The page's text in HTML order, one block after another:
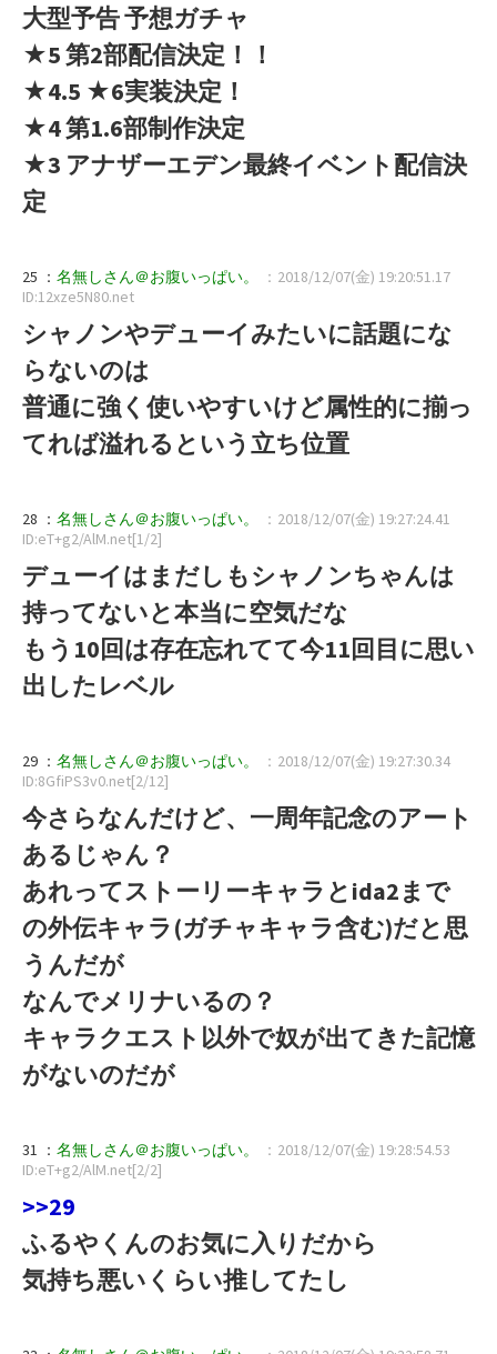
大型予告 予想ガチャ
★5 第2部配信決定！！
★4.5 ★6実装決定！
★4 第1.6部制作決定
★3 アナザーエデン最終イベント配信決
定
25 ： 名無しさん＠お腹いっぱい。
：2018/12/07(金) 19:20:51.17
ID:12xze5N80.net
シャノンやデューイみたいに話題にな
らないのは
普通に強く使いやすいけど属性的に揃っ
てれば溢れるという立ち位置
28 ： 名無しさん＠お腹いっぱい。
：2018/12/07(金) 19:27:24.41
ID:eT+g2/AlM.net[1/2]
デューイはまだしもシャノンちゃんは
持ってないと本当に空気だな
もう10回は存在忘れてて今11回目に思い
出したレベル
29 ： 名無しさん＠お腹いっぱい。
：2018/12/07(金) 19:27:30.34
ID:8GfiPS3v0.net[2/12]
今さらなんだけど、一周年記念のアート
あるじゃん？
あれってストーリーキャラとida2まで
の外伝キャラ(ガチャキャラ含む)だと思
うんだが
なんでメリナいるの？
キャラクエスト以外で奴が出てきた記憶
がないのだが
31 ： 名無しさん＠お腹いっぱい。
：2018/12/07(金) 19:28:54.53
ID:eT+g2/AlM.net[2/2]
>>29
ふるやくんのお気に入りだから
気持ち悪いくらい推してたし